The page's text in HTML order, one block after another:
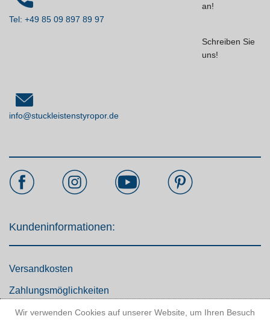
an!
Tel: +49 85 09 897 89 97
Schreiben Sie
uns!
info@stuckleistenstyropor.de
Kundeninformationen:
Versandkosten
Zahlungsmöglichkeiten
AGB
Wir verwenden Cookies auf unserer Website, um Ihren Besuch